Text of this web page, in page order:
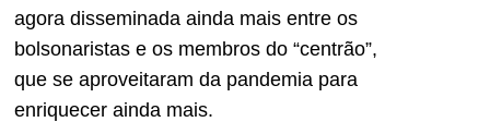
agora disseminada ainda mais entre os
bolsonaristas e os membros do “centrão”,
que se aproveitaram da pandemia para
enriquecer ainda mais.